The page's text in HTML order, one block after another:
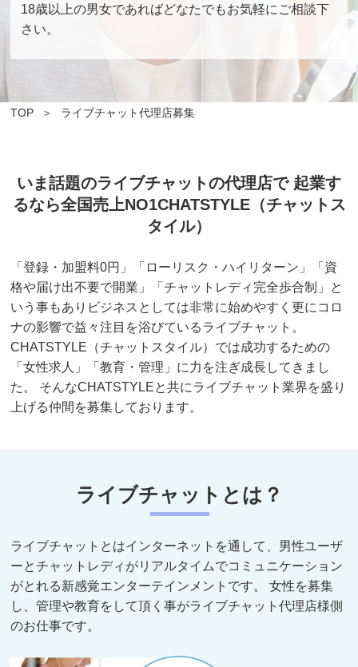
18歳以上の男女であればどなたでもお気軽にご相談下
さい。
TOP ライブチャット代理店募集
いま話題のライブチャットの代理店で 起業す
るなら全国売上NO1CHATSTYLE（チャットス
タイル）
「登録・加盟料0円」「ローリスク・ハイリターン」「資
格や届け出不要で開業」「チャットレディ完全歩合制」と
いう事もありビジネスとしては非常に始めやすく更にコロ
ナの影響で益々注目を浴びているライブチャット。
CHATSTYLE（チャットスタイル）では成功するための
「女性求人」「教育・管理」に力を注ぎ成長してきまし
た。 そんなCHATSTYLEと共にライブチャット業界を盛り
上げる仲間を募集しております。
ライブチャットとは？
ライブチャットとはインターネットを通して、男性ユーザ
ーとチャットレディがリアルタイムでコミュニケーション
がとれる新感覚エンターテインメントです。 女性を募集
し、管理や教育をして頂く事がライブチャット代理店様側
のお仕事です。